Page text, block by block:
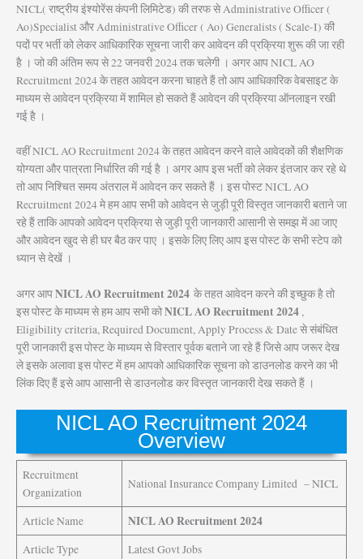
NICL( राष्ट्रीय इंश्योरेंस कंपनी लिमिटेड) की तरफ से Administrative Officer (
Ao)Specialist और Administrative Officer ( Ao) Generalists ( Scale-I) की
पदों पर भर्ती को लेकर आधिकारिक सूचना जारी कर आवेदन की प्रक्रिया शुरू की जा रही
है । जो की अंतिम रूप से 22 जनवरी 2024 तक चलेगी । अगर आप NICL AO
Recruitment 2024 के तहत आवेदन करना चाहते हैं तो आप आधिकारिक वेबसाइट के
माध्यम से आवेदन प्रक्रिया में शामिल हो सकते हैं आवेदन की प्रक्रिया ऑनलाइन रखी
गई है ।
वहीं NICL AO Recruitment 2024 के तहत आवेदन करने वाले आवेदकों की शैक्षणिक
योग्यता और पात्रता निर्धारित की गई है । अगर आप इस भर्ती को लेकर इंतजार कर रहे थे
तो आप निश्चित समय अंतराल में आवेदन कर सकते हैं । इस पोस्ट NICL AO
Recruitment 2024 मे हम आप सभी को आवेदन से जुड़ी पूरी विस्तृत जानकारी बताने जा
रहे हैं ताकि आपको आवेदन प्रक्रिया से जुड़ी पूरी जानकारी आसानी से समझ में आ जाए
और आवेदन खुद से ही घर बैठ कर पाए । इसके लिए लिए आप इस पोस्ट के सभी स्टेप को
ध्यान से देखें ।
अगर आपNICL AO Recruitment 2024 के तहत आवेदन करने की इच्छुक है तो
इस पोस्ट के माध्यम से हम आप सभी कोNICL AO Recruitment 2024 ,
Eligibility criteria, Required Document, Apply Process & Date से संबंधित
पूरी जानकारी इस पोस्ट के माध्यम से विस्तार पूर्वक बताने जा रहे हैं जिसे आप जरूर देख
ले इसके अलावा इस पोस्ट में हम आपको आधिकारिक सूचना को डाउनलोड करने का भी
लिंक दिए हैं इसे आप आसानी से डाउनलोड कर विस्तृत जानकारी देख सकते हैं ।
NICL AO Recruitment 2024
Overview
Recruitment
Organization
National Insurance Company Limited – NICL
Article Name NICL AO Recruitment 2024
Article Type Latest Govt Jobs